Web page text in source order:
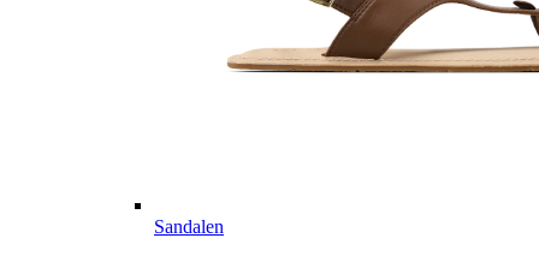
Sandalen